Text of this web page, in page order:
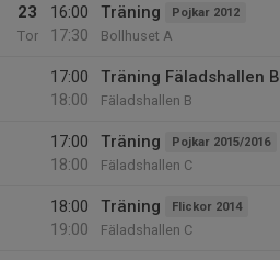
23
Tor
16:00
17:30
Träning Pojkar 2012
Bollhuset A
17:00
18:00
Träning Fäladshallen B
Fäladshallen B
17:00
18:00
Träning Pojkar 2015/2016
Fäladshallen C
18:00
19:00
Träning Flickor 2014
Fäladshallen C